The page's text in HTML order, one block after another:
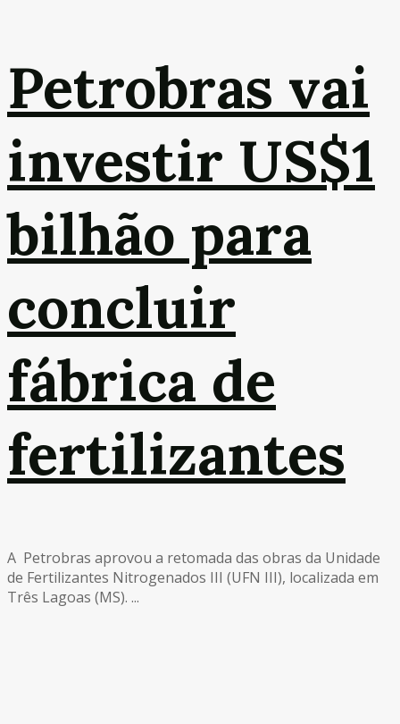
Petrobras vai
investir US$1
bilhão para
concluir
fábrica de
fertilizantes
A Petrobras aprovou a retomada das obras da Unidade
de Fertilizantes Nitrogenados III (UFN III), localizada em
Três Lagoas (MS). ...